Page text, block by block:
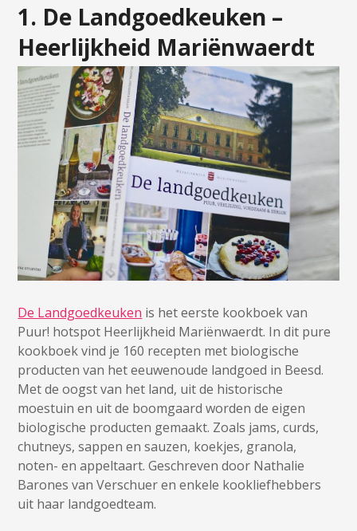
1. De Landgoedkeuken –
Heerlijkheid Mariënwaerdt
De Landgoedkeuken is het eerste kookboek van
Puur! hotspot Heerlijkheid Mariënwaerdt. In dit pure
kookboek vind je 160 recepten met biologische
producten van het eeuwenoude landgoed in Beesd.
Met de oogst van het land, uit de historische
moestuin en uit de boomgaard worden de eigen
biologische producten gemaakt. Zoals jams, curds,
chutneys, sappen en sauzen, koekjes, granola,
noten- en appeltaart. Geschreven door Nathalie
Barones van Verschuer en enkele kookliefhebbers
uit haar landgoedteam.